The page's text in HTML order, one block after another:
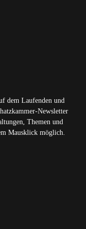
dem Laufenden und
Newsletter
Themen und
Mausklick möglich.